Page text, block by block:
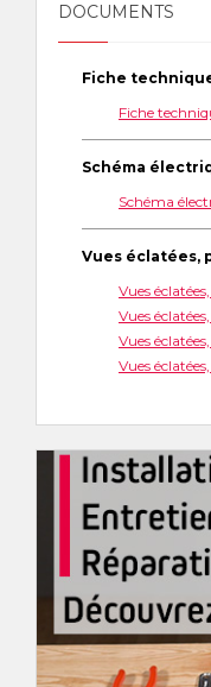
DOCUMENTS
Fiche
Fiche
Schéma
Schéma
Vues éclatées,
Vues
Vues
Vues
Vues